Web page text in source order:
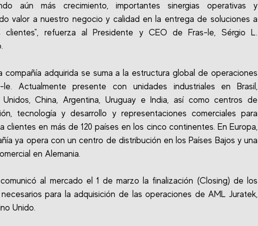
aún más crecimiento, importantes sinergias operativas y
valor a nuestro negocio y calidad en la entrega de soluciones a
clientes", refuerza al Presidente y CEO de Fras-le, Sérgio L.
compañía adquirida se suma a la estructura global de operaciones
le. Actualmente presente con unidades industriales en Brasil,
Unidos, China, Argentina, Uruguay e India, así como centros de
tecnología y desarrollo y representaciones comerciales para
clientes en más de 120 países en los cinco continentes. En Europa,
ya opera con un centro de distribución en los Países Bajos y una
en Alemania.
al mercado el 1 de marzo la finalización (Closing) de los
para la adquisición de las operaciones de AML Juratek,
Unido.